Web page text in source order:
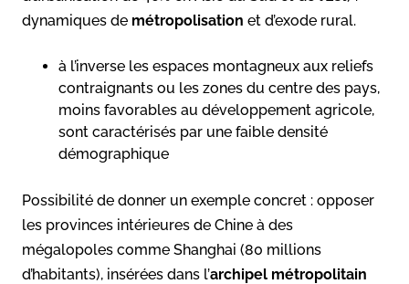
dynamiques de métropolisation et d’exode rural.
à l’inverse les espaces montagneux aux reliefs
contraignants ou les zones du centre des pays,
moins favorables au développement agricole,
sont caractérisés par une faible densité
démographique
Possibilité de donner un exemple concret : opposer
les provinces intérieures de Chine à des
mégalopoles comme Shanghai (80 millions
d’habitants), insérées dans l’archipel métropolitain